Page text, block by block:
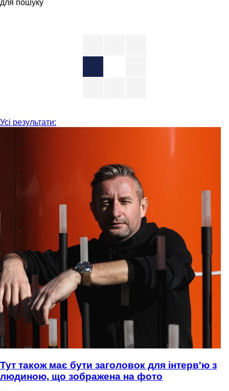
для пошуку
Усі результати:
Тут також має бути заголовок для інтерв'ю з
людиною, що зображена на фото